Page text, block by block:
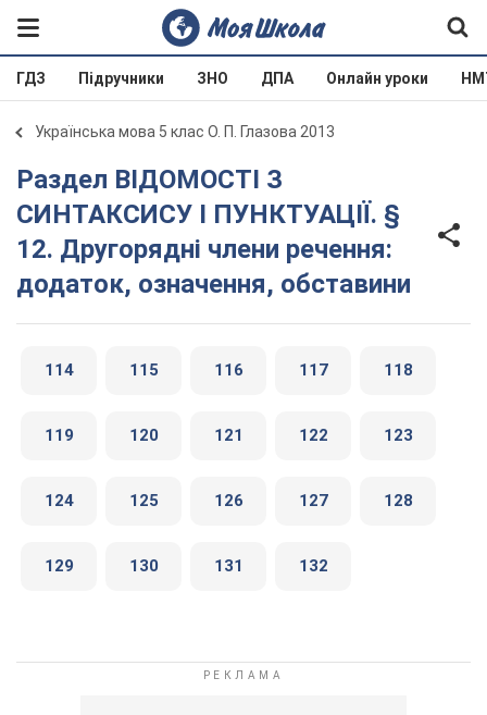
ГДЗ Підручники ЗНО ДПА Онлайн уроки
Українська мова 5 клас О. П. Глазова 2013
Раздел ВІДОМОСТІ З
СИНТАКСИСУ І ПУНКТУАЦІЇ. §
12. Другорядні члени речення:
додаток, означення, обставини
114 115 116 117 118
119 120 121 122 123
124 125 126 127 128
129 130 131 132